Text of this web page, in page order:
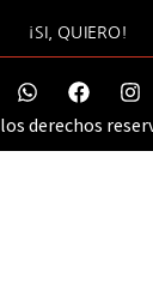
¡SI, QUIERO!
derechos